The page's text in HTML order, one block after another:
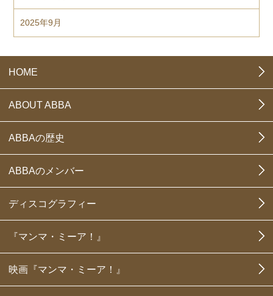
2025年9月
HOME
ABOUT ABBA
ABBAの歴史
ABBAのメンバー
ディスコグラフィー
『マンマ・ミーア！』
映画『マンマ・ミーア！』